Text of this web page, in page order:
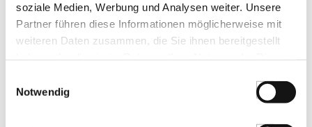
soziale Medien, Werbung und Analysen weiter. Unsere
Partner führen diese Informationen möglicherweise mit
weiteren Daten zusammen, die Sie ihnen bereitgestellt
Notwendig
LEBENSMITTELKENNZEICHNUNGEN
€ 83,86*/ Liter